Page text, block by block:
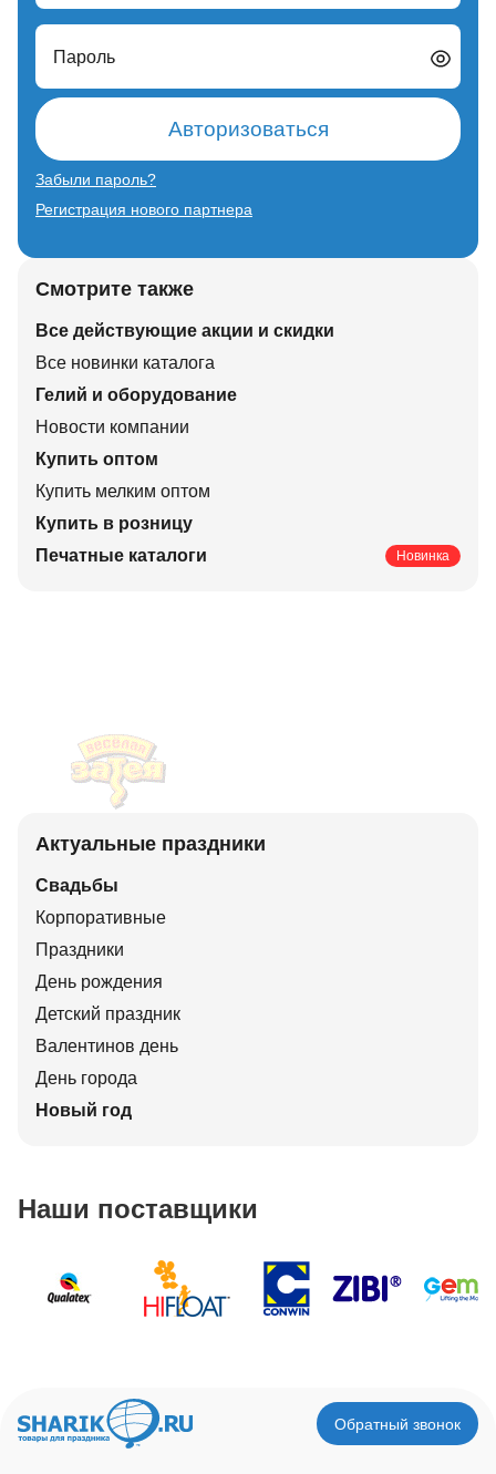
Пароль
Авторизоваться
Забыли пароль?
Регистрация нового партнера
Смотрите также
Все действующие акции и скидки
Все новинки каталога
Гелий и оборудование
Новости компании
Купить оптом
Купить мелким оптом
Купить в розницу
Печатные каталоги
Новинка
Актуальные праздники
Свадьбы
Корпоративные
Праздники
День рождения
Детский праздник
Валентинов день
День города
Новый год
Наши поставщики
Обратный звонок